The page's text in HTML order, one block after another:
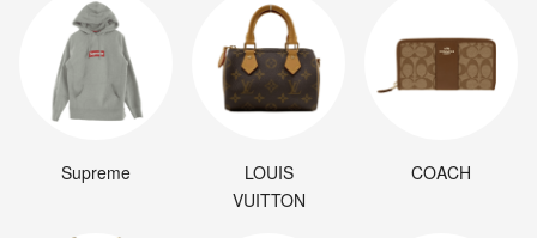
Supreme
LOUIS
VUITTON
COACH